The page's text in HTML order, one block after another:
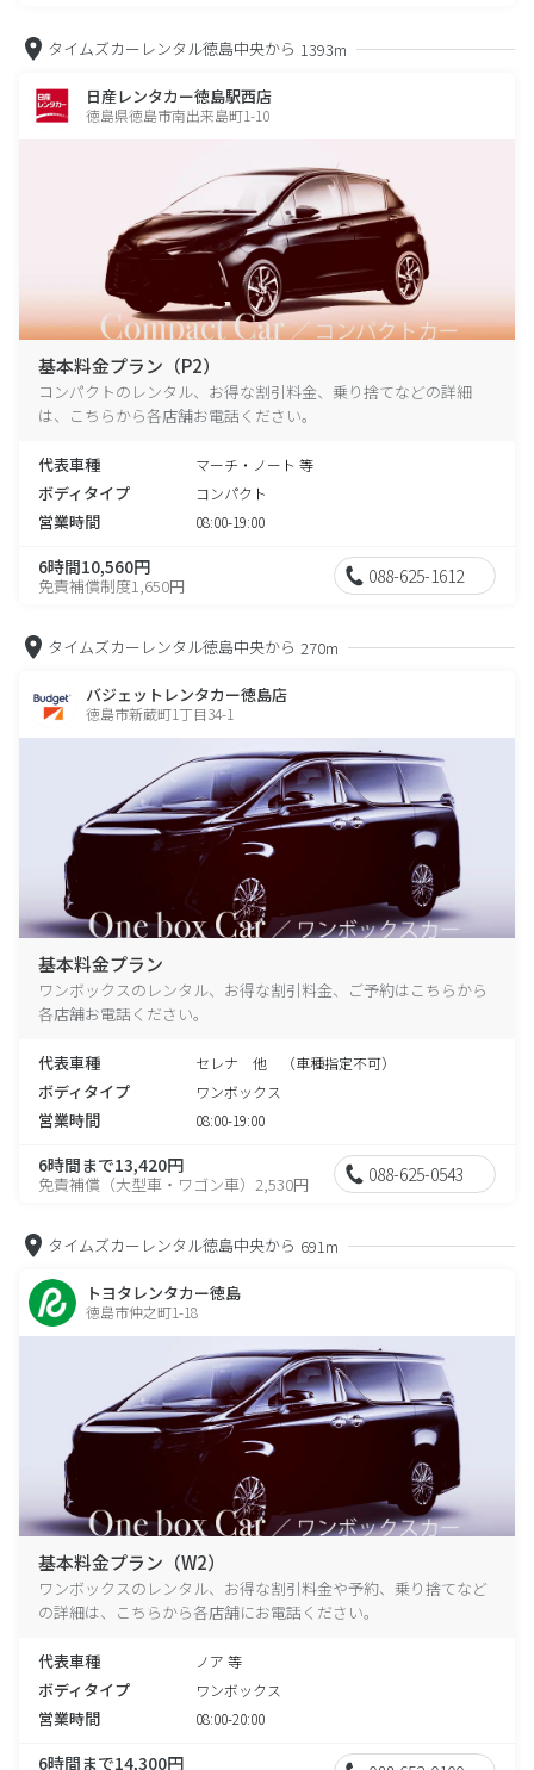
タイムズカーレンタル徳島中央から 1393m
日産レンタカー徳島駅西店
徳島県徳島市南出来島町1-10
基本料金プラン（P2）
コンパクトのレンタル、お得な割引料金、乗り捨てなどの詳細
は、こちらから各店舗お電話ください。
代表車種 マーチ・ノート 等
ボディタイプ コンパクト
営業時間 08:00-19:00
6時間10,560円
免責補償制度1,650円 088-625-1612
タイムズカーレンタル徳島中央から 270m
バジェットレンタカー徳島店
徳島市新蔵町1丁目34-1
基本料金プラン
ワンボックスのレンタル、お得な割引料金、ご予約はこちらから
各店舗お電話ください。
代表車種 セレナ 他 （車種指定不可）
ボディタイプ ワンボックス
営業時間 08:00-19:00
6時間まで13,420円
免責補償（大型車・ワゴン車）2,530円 088-625-0543
タイムズカーレンタル徳島中央から 691m
トヨタレンタカー徳島
徳島市仲之町1-18
基本料金プラン（W2）
ワンボックスのレンタル、お得な割引料金や予約、乗り捨てなど
の詳細は、こちらから各店舗にお電話ください。
代表車種 ノア 等
ボディタイプ ワンボックス
営業時間 08:00-20:00
6時間まで14,300円